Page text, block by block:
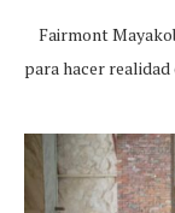
Fairmont
para hacer